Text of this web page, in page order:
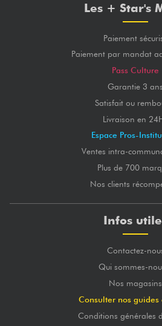
Les + Star's
Paiement
Paiement par mandat
Pass Culture
Garantie 3 ans
Satisfait ou
Livraison en
Espace Pros-
Ventes intra-
Plus de 700
Nos clients
Infos
Contactez-
Qui sommes-
Nos magasins
Consulter nos guides
Conditions générales